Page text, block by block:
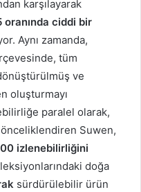
karşılayarak
oranında ciddi bir
Aynı zamanda,
tüm
ve
oluşturmayı
paralel olarak,
Suwen,
izlenebilirliğini
doğa
sürdürülebilir ürün